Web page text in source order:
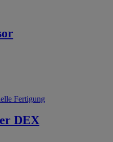
Fertigung
DEX